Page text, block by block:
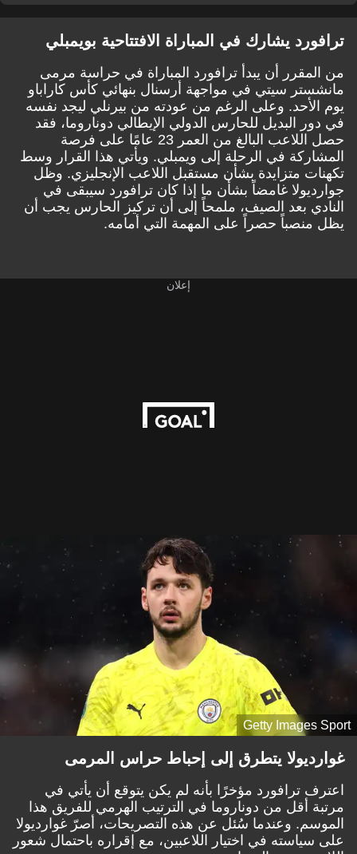
ترافورد يشارك في المباراة الافتتاحية بويمبلي
من المقرر أن يبدأ ترافورد المباراة في حراسة مرمى
مانشستر سيتي في مواجهة أرسنال بنهائي كأس كاراباو
يوم الأحد. وعلى الرغم من عودته من بيرنلي ليجد نفسه
في دور البديل للحارس الدولي الإيطالي دوناروما، فقد
حصل اللاعب البالغ من العمر 23 عامًا على فرصة
المشاركة في الرحلة إلى ويمبلي. ويأتي هذا القرار وسط
تكهنات متزايدة بشأن مستقبل اللاعب الإنجليزي. وظل
جوارديولا غامضاً بشأن ما إذا كان ترافورد سيبقى في
النادي بعد الصيف، ملمحاً إلى أن تركيز الحارس يجب أن
يظل منصباً حصراً على المهمة التي أمامه.
إعلان
Getty Images Sport
غوارديولا يتطرق إلى إحباط حراس المرمى
اعترف ترافورد مؤخرًا بأنه لم يكن يتوقع أن يأتي في
مرتبة أقل من دوناروما في الترتيب الهرمي للفريق هذا
الموسم. وعندما سُئل عن هذه التصريحات، أصرّ غوارديولا
على سياسته في اختيار اللاعبين، مع إقراره باحتمال شعور